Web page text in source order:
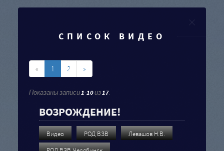
СПИСОК ВИДЕО
« 1 2 »
Показаны записи1-10из17.
ВОЗРОЖДЕНИЕ!
Видео РОД ВЗВ
Левашов Н.В.